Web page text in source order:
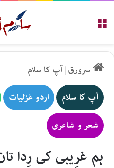
سرورق|آپ کا سلام
آپ کا سلام اردو غزلیات
شعر و شاعری
ہم غرِیبی کی رِدا